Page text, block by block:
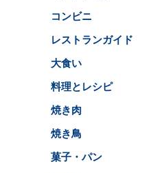
コンビニ
レストランガイド
大食い
料理とレシピ
焼き肉
焼き鳥
菓子・パン